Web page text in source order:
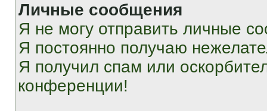
Личные сообщения
Я не могу отправить личные
Я постоянно получаю
Я получил спам или
конференции!